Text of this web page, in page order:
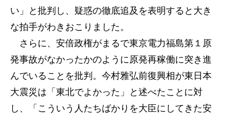
い」と批判し、疑惑の徹底追及を表明すると大き
な拍手がわきおこりました。
さらに、安倍政権がまるで東京電力福島第１原
発事故がなかったかのように原発再稼働に突き進
んでいることを批判。今村雅弘前復興相が東日本
大震災は「東北でよかった」と述べたことに対
し、「こういう人たちばかりを大臣にしてきた安